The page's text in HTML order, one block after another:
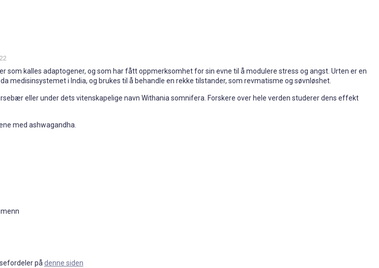
som kalles adaptogener, og som har fått oppmerksomhet for sin evne til å modulere stress og angst. Urten er en
medisinsystemet i India, og brukes til å behandle en rekke tilstander, som revmatisme og søvnløshet.
eller under dets vitenskapelige navn Withania somnifera. Forskere over hele verden studerer dens effekt
med ashwagandha.
på denne siden